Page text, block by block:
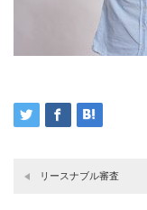
リースナブル審査